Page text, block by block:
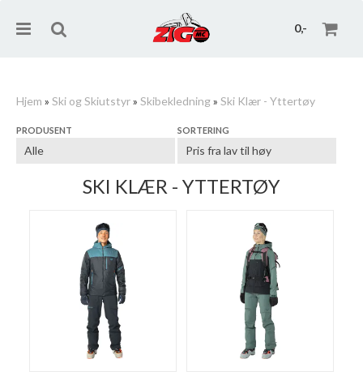
0,-
Hjem » Ski og Skiutstyr» Skibekledning» Ski Klær - Yttertøy
PRODUSENT SORTERING
SKI KLÆR - YTTERTØY